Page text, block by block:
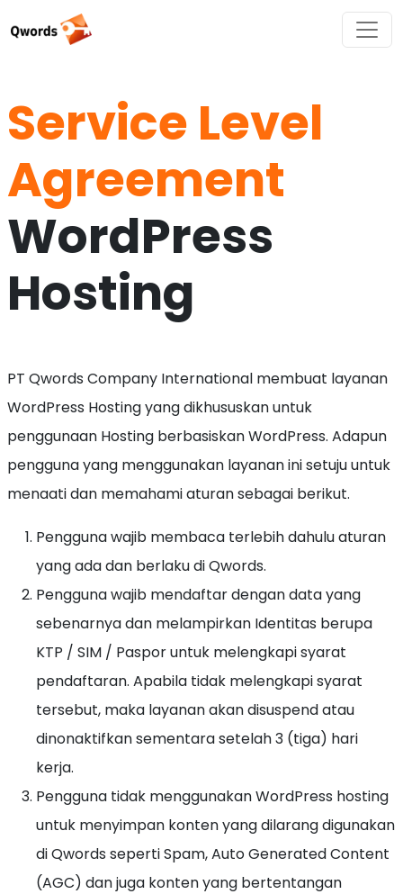
Service Level
Agreement
WordPress
Hosting
PT Qwords Company International membuat layanan
WordPress Hosting yang dikhususkan untuk
penggunaan Hosting berbasiskan WordPress. Adapun
pengguna yang menggunakan layanan ini setuju untuk
menaati dan memahami aturan sebagai berikut.
Pengguna wajib membaca terlebih dahulu aturan
yang ada dan berlaku di Qwords.
Pengguna wajib mendaftar dengan data yang
sebenarnya dan melampirkan Identitas berupa
KTP / SIM / Paspor untuk melengkapi syarat
pendaftaran. Apabila tidak melengkapi syarat
tersebut, maka layanan akan disuspend atau
dinonaktifkan sementara setelah 3 (tiga) hari
kerja.
Pengguna tidak menggunakan WordPress hosting
untuk menyimpan konten yang dilarang digunakan
di Qwords seperti Spam, Auto Generated Content
(AGC) dan juga konten yang bertentangan